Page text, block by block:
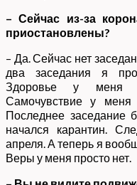
– Сейчас из-за
приостановлены?
– Да. Сейчас нет
два заседания я
Здоровье у меня
Самочувствие у
Последнее заседание
начался карантин.
апреля. А теперь я
Веры у меня просто нет.